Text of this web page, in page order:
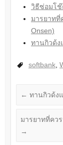
วิธีซ่อมโช๊
มารยาทที่
Onsen)
ทานกิวด้
softbank,
← ทานกิวด้ง
มารยาทที่คว
→